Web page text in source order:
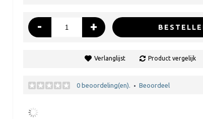
- +
Verlanglijst Product vergelijk
0 beoordeling(en). • Beoordeel